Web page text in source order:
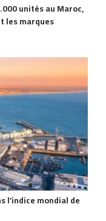
unités au Maroc,
les marques
l’indice mondial de